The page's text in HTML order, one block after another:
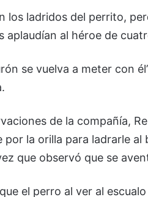
los ladridos del perrito,
aplaudían al héroe de
se vuelva a meter con
de la compañía,
la orilla para ladrarle al
que observó que se
el perro al ver al